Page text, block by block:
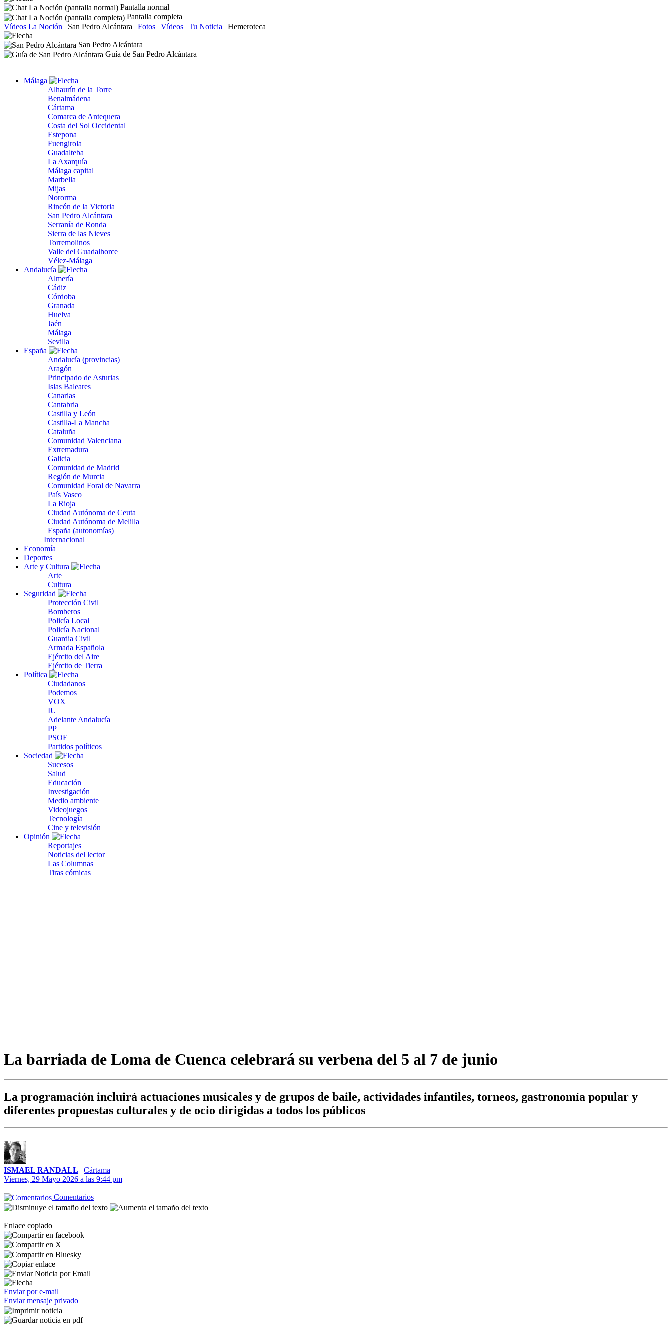
Pantalla normal
Pantalla completa
Vídeos La Noción | San Pedro Alcántara | Fotos | Vídeos | Tu Noticia | Hemeroteca
San Pedro Alcántara
Guía de San Pedro Alcántara
Málaga
Alhaurín de la Torre
Benalmádena
Cártama
Comarca de Antequera
Costa del Sol Occidental
Estepona
Fuengirola
Guadalteba
La Axarquía
Málaga capital
Marbella
Mijas
Nororma
Rincón de la Victoria
San Pedro Alcántara
Serranía de Ronda
Sierra de las Nieves
Torremolinos
Valle del Guadalhorce
Vélez-Málaga
Andalucía
Almería
Cádiz
Córdoba
Granada
Huelva
Jaén
Málaga
Sevilla
España
Andalucía (provincias)
Aragón
Principado de Asturias
Islas Baleares
Canarias
Cantabria
Castilla y León
Castilla-La Mancha
Cataluña
Comunidad Valenciana
Extremadura
Galicia
Comunidad de Madrid
Región de Murcia
Comunidad Foral de Navarra
País Vasco
La Rioja
Ciudad Autónoma de Ceuta
Ciudad Autónoma de Melilla
España (autonomías)
Internacional
Economía
Deportes
Arte y Cultura
Arte
Cultura
Seguridad
Protección Civil
Bomberos
Policía Local
Policía Nacional
Guardia Civil
Armada Española
Ejército del Aire
Ejército de Tierra
Política
Ciudadanos
Podemos
VOX
IU
Adelante Andalucía
PP
PSOE
Partidos políticos
Sociedad
Sucesos
Salud
Educación
Investigación
Medio ambiente
Videojuegos
Tecnología
Cine y televisión
Opinión
Reportajes
Noticias del lector
Las Columnas
Tiras cómicas
La barriada de Loma de Cuenca celebrará su verbena del 5 al 7 de junio
La programación incluirá actuaciones musicales y de grupos de baile, actividades infantiles, torneos, gastronomía popular y
diferentes propuestas culturales y de ocio dirigidas a todos los públicos
ISMAEL RANDALL | Cártama
Viernes, 29 Mayo 2026 a las 9:44 pm
Comentarios
Enlace copiado
Enviar por e-mail
Enviar mensaje privado